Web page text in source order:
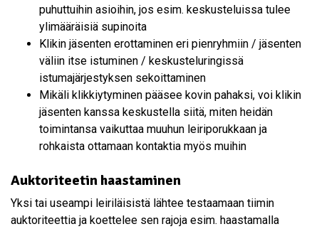
puhuttuihin asioihin, jos esim. keskusteluissa tulee
ylimääräisiä supinoita
Klikin jäsenten erottaminen eri pienryhmiin / jäsenten
väliin itse istuminen / keskusteluringissä
istumajärjestyksen sekoittaminen
Mikäli klikkiytyminen pääsee kovin pahaksi, voi klikin
jäsenten kanssa keskustella siitä, miten heidän
toimintansa vaikuttaa muuhun leiriporukkaan ja
rohkaista ottamaan kontaktia myös muihin
Auktoriteetin haastaminen
Yksi tai useampi leiriläisistä lähtee testaamaan tiimin
auktoriteettia ja koettelee sen rajoja esim. haastamalla